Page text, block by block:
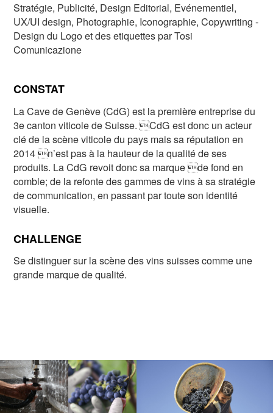
Stratégie, Publicité, Design Editorial, Evénementiel,
UX/UI design, Photographie, Iconographie, Copywriting -
Design du Logo et des etiquettes par Tosi
Comunicazione
CONSTAT
La Cave de Genève (CdG) est la première entreprise du
3e canton viticole de Suisse. CdG est donc un acteur
clé de la scène viticole du pays mais sa réputation en
2014 n’est pas à la hauteur de la qualité de ses
produits. La CdG revoit donc sa marque de fond en
comble; de la refonte des gammes de vins à sa stratégie
de communication, en passant par toute son identité
visuelle.
CHALLENGE
Se distinguer sur la scène des vins suisses comme une
grande marque de qualité.